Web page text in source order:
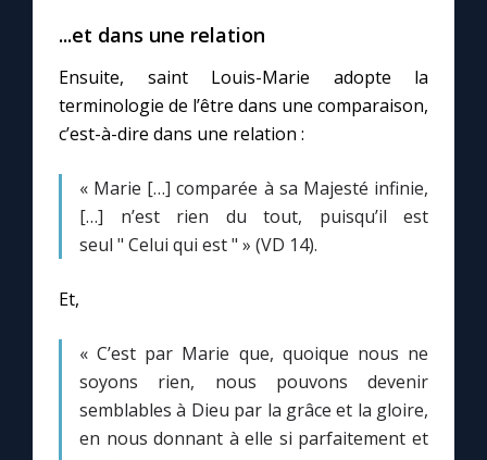
Les premiers samedis du mois
Marie qui défait les nœuds
Me consacrer à Jésus par Marie
Une neuvaine
...et dans une relation
Ensuite, saint Louis-Marie adopte la
terminologie de l’être dans une comparaison,
c’est-à-dire dans une relation :
« Marie […] comparée à sa Majesté infinie,
[…] n’est rien du tout, puisqu’il est
seul " Celui qui est " » (VD 14).
Et,
« C’est par Marie que, quoique nous ne
soyons rien, nous pouvons devenir
semblables à Dieu par la grâce et la gloire,
en nous donnant à elle si parfaitement et